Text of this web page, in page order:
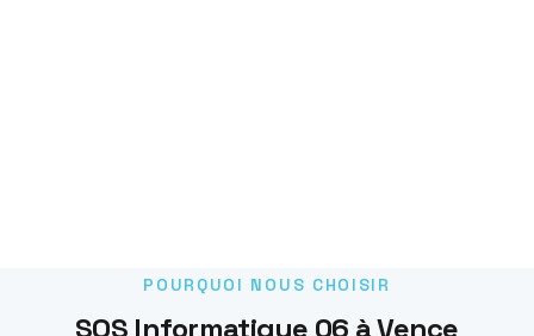
POURQUOI NOUS CHOISIR
SOS Informatique 06 à Vence